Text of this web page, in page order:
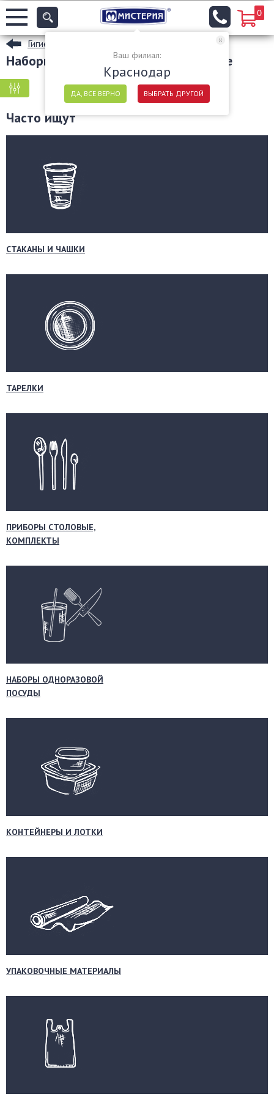
Ваш филиал:
Краснодар
ДА, ВСЕ ВЕРНО ВЫБРАТЬ ДРУГОЙ
0
Гигиенические товары
Наборы средств гигены в Краснодаре
Часто ищут
СТАКАНЫ И ЧАШКИ
ТАРЕЛКИ
ПРИБОРЫ СТОЛОВЫЕ,
КОМПЛЕКТЫ
НАБОРЫ ОДНОРАЗОВОЙ
ПОСУДЫ
КОНТЕЙНЕРЫ И ЛОТКИ
УПАКОВОЧНЫЕ МАТЕРИАЛЫ